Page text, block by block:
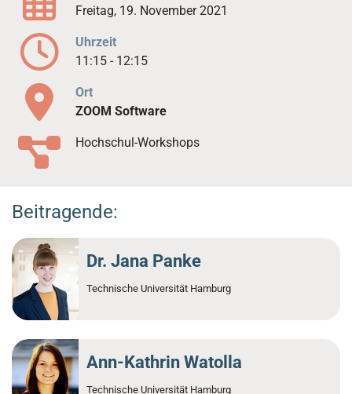
Freitag, 19. November 2021
Uhrzeit
11:15 - 12:15
Ort
ZOOM Software
Hochschul-Workshops
Beitragende:
Dr. Jana Panke
Technische Universität Hamburg
Ann-Kathrin Watolla
Technische Universität Hamburg